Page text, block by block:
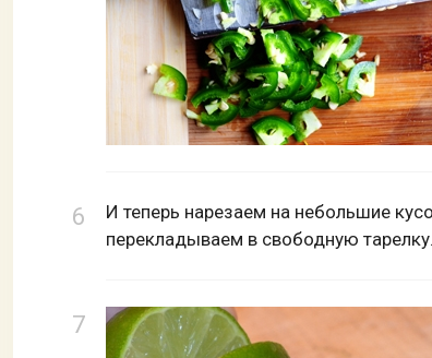
И теперь нарезаем на небольшие
перекладываем в свободную тарелку.